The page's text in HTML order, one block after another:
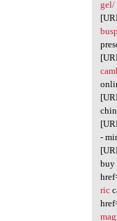
gel/
-
buy
ric